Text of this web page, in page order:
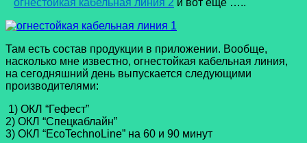
Там есть состав продукции в приложении. Вообще,
насколько мне известно, огнестойкая кабельная линия,
на сегодняшний день выпускается следующими
производителями:
1) ОКЛ “Гефест”
2) ОКЛ “Спецкаблайн”
3) ОКЛ “EcoTechnoLine” на 60 и 90 минут